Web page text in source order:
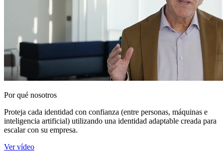
Por qué nosotros
Proteja cada identidad con confianza (entre personas, máquinas e
inteligencia artificial) utilizando una identidad adaptable creada para
escalar con su empresa.
Ver vídeo